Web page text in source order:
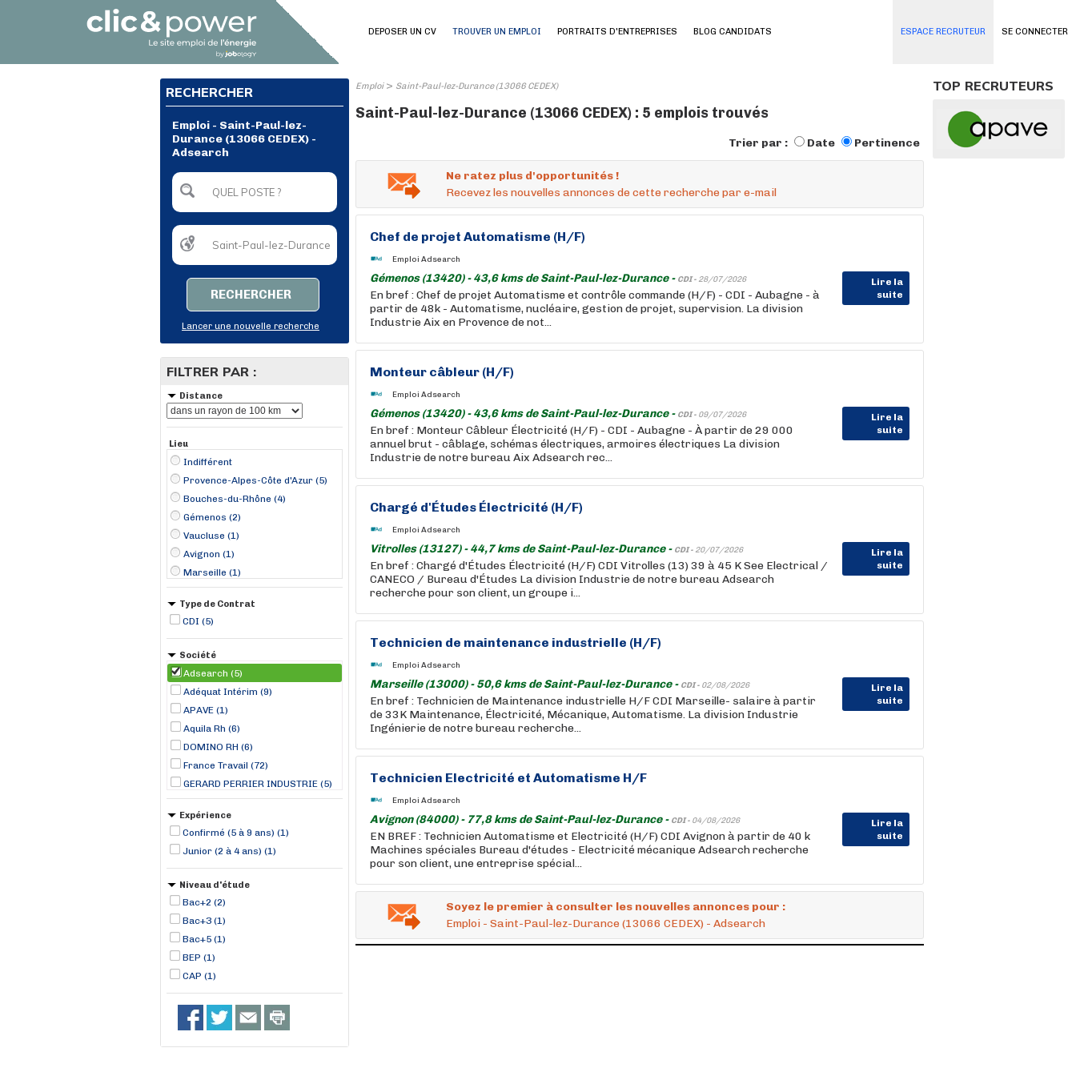
SE CONNECTER
DEPOSER UN CV TROUVER UN EMPLOI PORTRAITS D'ENTREPRISES BLOG CANDIDATS ESPACE RECRUTEUR
RECHERCHER
Emploi - Saint-Paul-lez-
Durance (13066 CEDEX) -
Adsearch
RECHERCHER
Lancer une nouvelle recherche
FILTRER PAR :
Distance
Lieu
Indifférent
Provence-Alpes-Côte d'Azur (5)
Bouches-du-Rhône (4)
Gémenos (2)
Vaucluse (1)
Avignon (1)
Marseille (1)
Vitrolles (1)
Type de Contrat
CDI (5)
Société
Adsearch (5)
Adéquat Intérim (9)
APAVE (1)
Aquila Rh (6)
DOMINO RH (6)
France Travail (72)
GERARD PERRIER INDUSTRIE (5)
JUBIL INTERIM (2)
Lynx Rh (12)
Manpower (76)
MISTERTEMP (1)
Expérience
Confirmé (5 à 9 ans) (1)
Junior (2 à 4 ans) (1)
Niveau d'étude
Bac+2 (2)
Bac+3 (1)
Bac+5 (1)
BEP (1)
CAP (1)
Emploi> Saint-Paul-lez-Durance (13066 CEDEX)
Saint-Paul-lez-Durance (13066 CEDEX) : 5 emplois trouvés
Trier par : Date Pertinence
Ne ratez plus d'opportunités !
Recevez les nouvelles annonces de cette recherche par e-mail
Chef de projet Automatisme (H/F)
Emploi Adsearch
Gémenos (13420) - 43,6 kms de Saint-Paul-lez-Durance - CDI - 28/07/2026
Lire la
suite
En bref : Chef de projet Automatisme et contrôle commande (H/F) - CDI - Aubagne - à
partir de 48k - Automatisme, nucléaire, gestion de projet, supervision. La division
Industrie Aix en Provence de not...
Monteur câbleur (H/F)
Emploi Adsearch
Gémenos (13420) - 43,6 kms de Saint-Paul-lez-Durance - CDI - 09/07/2026
Lire la
suite
En bref : Monteur Câbleur Électricité (H/F) - CDI - Aubagne - À partir de 29 000
annuel brut - câblage, schémas électriques, armoires électriques La division
Industrie de notre bureau Aix Adsearch rec...
Chargé d'Études Électricité (H/F)
Emploi Adsearch
Vitrolles (13127) - 44,7 kms de Saint-Paul-lez-Durance - CDI - 20/07/2026
Lire la
suite
En bref : Chargé d'Études Électricité (H/F) CDI Vitrolles (13) 39 à 45 K See Electrical /
CANECO / Bureau d'Études La division Industrie de notre bureau Adsearch
recherche pour son client, un groupe i...
Technicien de maintenance industrielle (H/F)
Emploi Adsearch
Marseille (13000) - 50,6 kms de Saint-Paul-lez-Durance - CDI - 02/08/2026
Lire la
suite
En bref : Technicien de Maintenance industrielle H/F CDI Marseille- salaire à partir
de 33K Maintenance, Électricité, Mécanique, Automatisme. La division Industrie
Ingénierie de notre bureau recherche...
Technicien Electricité et Automatisme H/F
Emploi Adsearch
Avignon (84000) - 77,8 kms de Saint-Paul-lez-Durance - CDI - 04/08/2026
Lire la
suite
EN BREF : Technicien Automatisme et Electricité (H/F) CDI Avignon à partir de 40 k
Machines spéciales Bureau d'études - Electricité mécanique Adsearch recherche
pour son client, une entreprise spécial...
Soyez le premier à consulter les nouvelles annonces pour :
Emploi - Saint-Paul-lez-Durance (13066 CEDEX) - Adsearch
TOP RECRUTEURS